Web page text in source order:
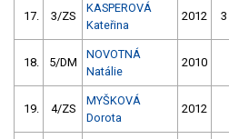
17. 3/ZS
KASPEROVÁ
Kateřina
2012 3
18. 5/DM
NOVOTNÁ
Natálie
2010
19. 4/ZS
MYŠKOVÁ
Dorota
2012